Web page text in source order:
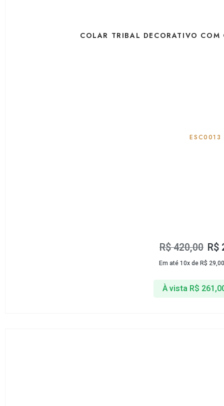
COLAR TRIBAL DECORATIVO
ESC0013
R$420,00 R$
Em até 10x deR$ 29,00
À vista R$